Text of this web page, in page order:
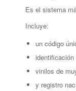
Es el sistema
Incluye:
un código
identificación
vinilos de
y registro